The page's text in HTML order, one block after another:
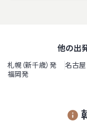
他の出
札幌（新千歳）発 名古屋
福岡発